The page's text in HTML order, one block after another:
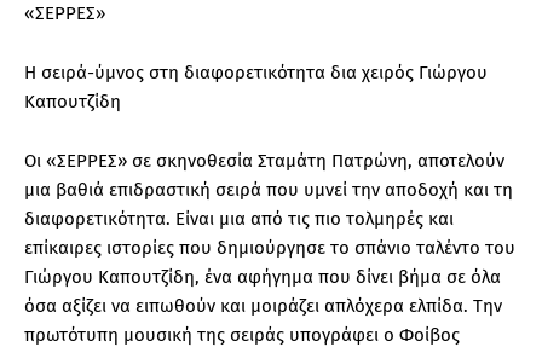
«ΣΕΡΡΕΣ»
Η σειρά-ύμνος στη διαφορετικότητα δια χειρός Γιώργου
Καπουτζίδη
Οι «ΣΕΡΡΕΣ» σε σκηνοθεσία Σταμάτη Πατρώνη, αποτελούν
μια βαθιά επιδραστική σειρά που υμνεί την αποδοχή και τη
διαφορετικότητα. Είναι μια από τις πιο τολμηρές και
επίκαιρες ιστορίες που δημιούργησε το σπάνιο ταλέντο του
Γιώργου Καπουτζίδη, ένα αφήγημα που δίνει βήμα σε όλα
όσα αξίζει να ειπωθούν και μοιράζει απλόχερα ελπίδα. Την
πρωτότυπη μουσική της σειράς υπογράφει ο Φοίβος